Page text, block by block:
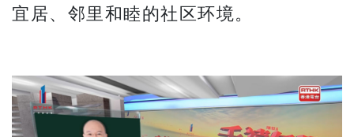
宜居、邻里和睦的社区环境。